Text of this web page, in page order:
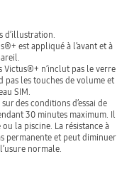
d’illustration.
est appliqué à l’avant et à
n’inclut pas le verre
pas les touches de volume et
SIM.
des conditions d’essai de
30 minutes maximum. Il
ou la piscine. La résistance à
permanente et peut diminuer
normale.